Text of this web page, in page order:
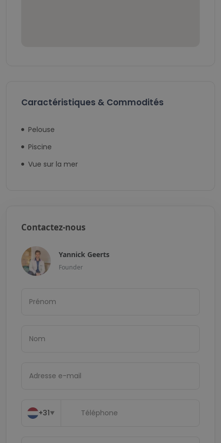
Caractéristiques & Commodités
Pelouse
Piscine
Vue sur la mer
Contactez-nous
Yannick Geerts
Founder
+31▼